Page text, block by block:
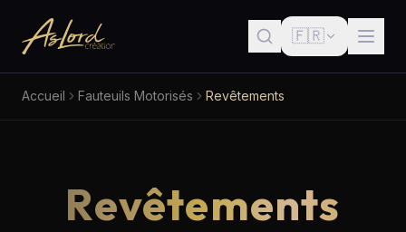
🇫🇷
Accueil Fauteuils Motorisés Revêtements
Revêtements